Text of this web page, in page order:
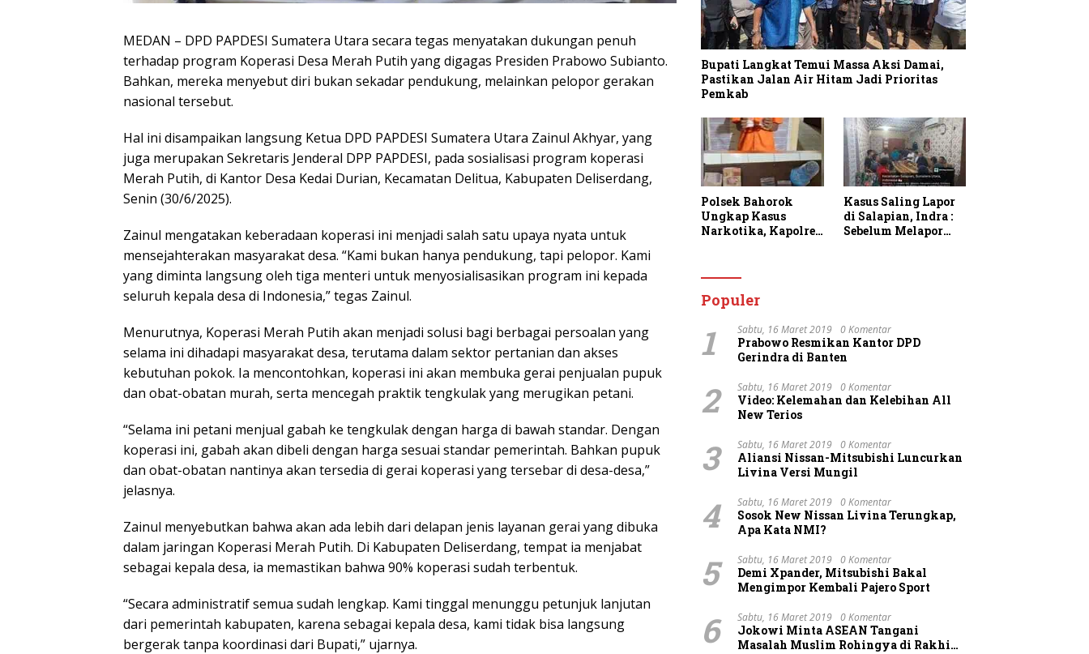
MEDAN – DPD PAPDESI Sumatera Utara secara tegas menyatakan dukungan penuh
terhadap program Koperasi Desa Merah Putih yang digagas Presiden Prabowo Subianto.
Bahkan, mereka menyebut diri bukan sekadar pendukung, melainkan pelopor gerakan
nasional tersebut.
Hal ini disampaikan langsung Ketua DPD PAPDESI Sumatera Utara Zainul Akhyar, yang
juga merupakan Sekretaris Jenderal DPP PAPDESI, pada sosialisasi program koperasi
Merah Putih, di Kantor Desa Kedai Durian, Kecamatan Delitua, Kabupaten Deliserdang,
Senin (30/6/2025).
Zainul mengatakan keberadaan koperasi ini menjadi salah satu upaya nyata untuk
mensejahterakan masyarakat desa. “Kami bukan hanya pendukung, tapi pelopor. Kami
yang diminta langsung oleh tiga menteri untuk menyosialisasikan program ini kepada
seluruh kepala desa di Indonesia,” tegas Zainul.
Menurutnya, Koperasi Merah Putih akan menjadi solusi bagi berbagai persoalan yang
selama ini dihadapi masyarakat desa, terutama dalam sektor pertanian dan akses
kebutuhan pokok. Ia mencontohkan, koperasi ini akan membuka gerai penjualan pupuk
dan obat-obatan murah, serta mencegah praktik tengkulak yang merugikan petani.
“Selama ini petani menjual gabah ke tengkulak dengan harga di bawah standar. Dengan
koperasi ini, gabah akan dibeli dengan harga sesuai standar pemerintah. Bahkan pupuk
dan obat-obatan nantinya akan tersedia di gerai koperasi yang tersebar di desa-desa,”
jelasnya.
Zainul menyebutkan bahwa akan ada lebih dari delapan jenis layanan gerai yang dibuka
dalam jaringan Koperasi Merah Putih. Di Kabupaten Deliserdang, tempat ia menjabat
sebagai kepala desa, ia memastikan bahwa 90% koperasi sudah terbentuk.
“Secara administratif semua sudah lengkap. Kami tinggal menunggu petunjuk lanjutan
dari pemerintah kabupaten, karena sebagai kepala desa, kami tidak bisa langsung
bergerak tanpa koordinasi dari Bupati,” ujarnya.
Bupati Langkat Temui Massa Aksi Damai,
Pastikan Jalan Air Hitam Jadi Prioritas
Pemkab
Polsek Bahorok
Ungkap Kasus
Narkotika, Kapolres
Ajak Masyarakat
Layanan 110
Kasus Saling Lapor
di Salapian, Indra :
Sebelum Melapor
Populer
1 Sabtu, 16 Maret 2019 0 Komentar
Prabowo Resmikan Kantor DPD
Gerindra di Banten
2 Sabtu, 16 Maret 2019 0 Komentar
Video: Kelemahan dan Kelebihan All
New Terios
3 Sabtu, 16 Maret 2019 0 Komentar
Aliansi Nissan-Mitsubishi Luncurkan
Livina Versi Mungil
4 Sabtu, 16 Maret 2019 0 Komentar
Sosok New Nissan Livina Terungkap,
Apa Kata NMI?
5 Sabtu, 16 Maret 2019 0 Komentar
Demi Xpander, Mitsubishi Bakal
Mengimpor Kembali Pajero Sport
6 Sabtu, 16 Maret 2019 0 Komentar
Jokowi Minta ASEAN Tangani
Masalah Muslim Rohingya di Rakhine